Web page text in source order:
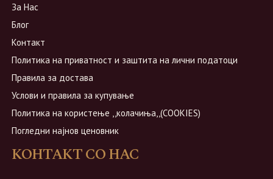
За Нас
Блог
Контакт
Политика на приватност и заштита на лични податоци
Правила за достава
Услови и правила за купување
Политика на користење ,,колачиња,,(COOKIES)
Погледни најнов ценовник
КОНТАКТ СО НАС